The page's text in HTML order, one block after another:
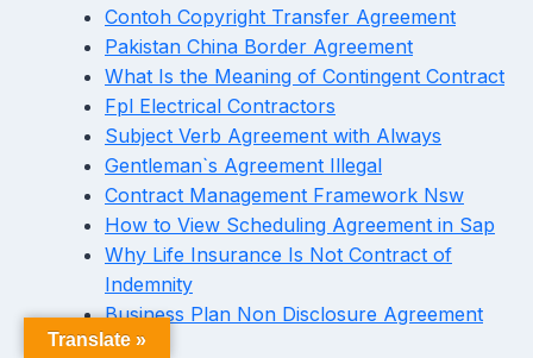
Translate »
Contoh Copyright Transfer Agreement
Pakistan China Border Agreement
What Is the Meaning of Contingent Contract
Fpl Electrical Contractors
Subject Verb Agreement with Always
Gentleman`s Agreement Illegal
Contract Management Framework Nsw
How to View Scheduling Agreement in Sap
Why Life Insurance Is Not Contract of
Indemnity
Business Plan Non Disclosure Agreement